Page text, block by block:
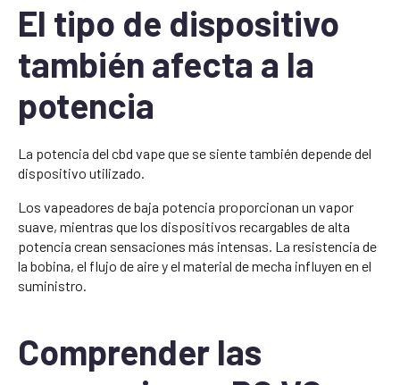
El tipo de dispositivo
también afecta a la
potencia
La potencia del cbd vape que se siente también depende del
dispositivo utilizado.
Los vapeadores de baja potencia proporcionan un vapor
suave, mientras que los dispositivos recargables de alta
potencia crean sensaciones más intensas. La resistencia de
la bobina, el flujo de aire y el material de mecha influyen en el
suministro.
Comprender las